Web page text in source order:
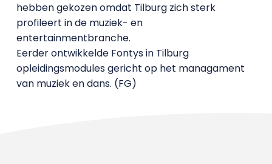
hebben gekozen omdat Tilburg zich sterk
profileert in de muziek- en
entertainmentbranche.
Eerder ontwikkelde Fontys in Tilburg
opleidingsmodules gericht op het managament
van muziek en dans. (FG)